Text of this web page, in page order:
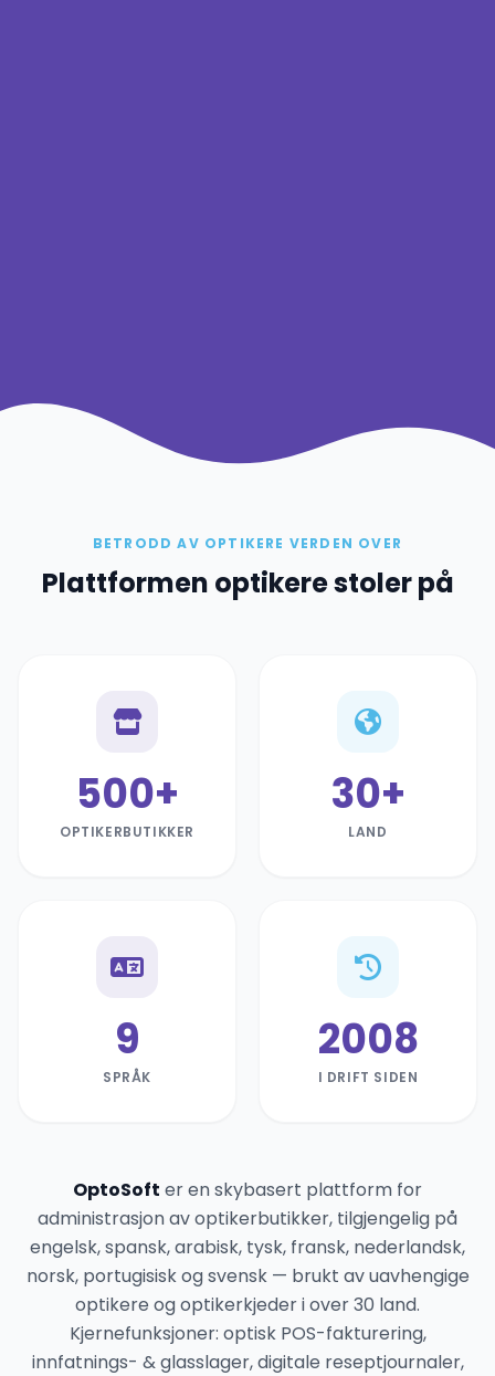
BETRODD AV OPTIKERE VERDEN OVER
Plattformen optikere stoler på
500+
OPTIKERBUTIKKER
30+
LAND
9
SPRÅK
2008
I DRIFT SIDEN
OptoSoft er en skybasert plattform for
administrasjon av optikerbutikker, tilgjengelig på
engelsk, spansk, arabisk, tysk, fransk, nederlandsk,
norsk, portugisisk og svensk — brukt av uavhengige
optikere og optikerkjeder i over 30 land.
Kjernefunksjoner: optisk POS-fakturering,
innfatnings- & glasslager, digitale reseptjournaler,